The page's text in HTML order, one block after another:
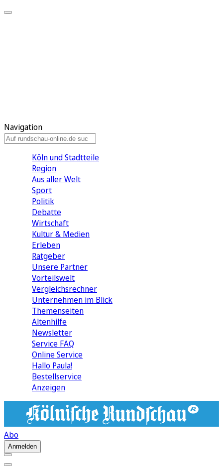
Navigation
Köln und Stadtteile
Region
Aus aller Welt
Sport
Politik
Debatte
Wirtschaft
Kultur & Medien
Erleben
Ratgeber
Unsere Partner
Vorteilswelt
Vergleichsrechner
Unternehmen im Blick
Themenseiten
Altenhilfe
Newsletter
Service FAQ
Online Service
Hallo Paula!
Bestellservice
Anzeigen
Abo
Anmelden